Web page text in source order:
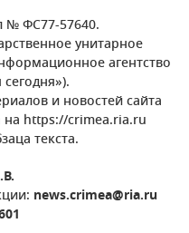
№ ФС77-57640.
унитарное
агентство
и новостей сайта
https://crimea.ria.ru
текста.
news.crimea@ria.ru